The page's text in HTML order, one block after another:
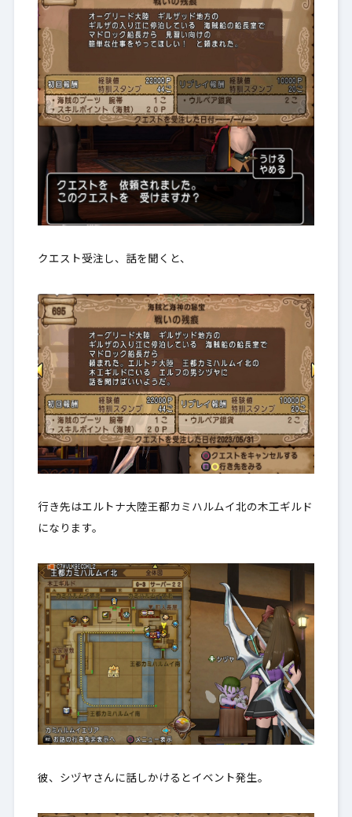
クエスト受注し、話を聞くと、
行き先はエルトナ大陸王都カミハルムイ北の木工ギルド
になります。
彼、シヅヤさんに話しかけるとイベント発生。